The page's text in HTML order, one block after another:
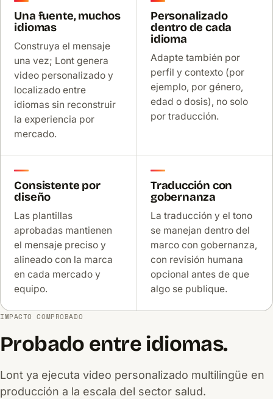
Una fuente, muchos
idiomas
Construya el mensaje
una vez; Lont genera
video personalizado y
localizado entre
idiomas sin reconstruir
la experiencia por
mercado.
Personalizado
dentro de cada
idioma
Adapte también por
perfil y contexto (por
ejemplo, por género,
edad o dosis), no solo
por traducción.
Consistente por
diseño
Las plantillas
aprobadas mantienen
el mensaje preciso y
alineado con la marca
en cada mercado y
equipo.
Traducción con
gobernanza
La traducción y el tono
se manejan dentro del
marco con gobernanza,
con revisión humana
opcional antes de que
algo se publique.
IMPACTO COMPROBADO
Probado entre idiomas.
Lont ya ejecuta video personalizado multilingüe en
producción a la escala del sector salud.